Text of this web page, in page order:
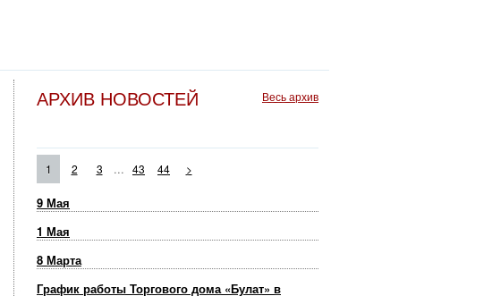
АРХИВ НОВОСТЕЙ Весь архив
1 2 3 ... 43 44 >
9 Мая
1 Мая
8 Марта
График работы Торгового дома «Булат» в